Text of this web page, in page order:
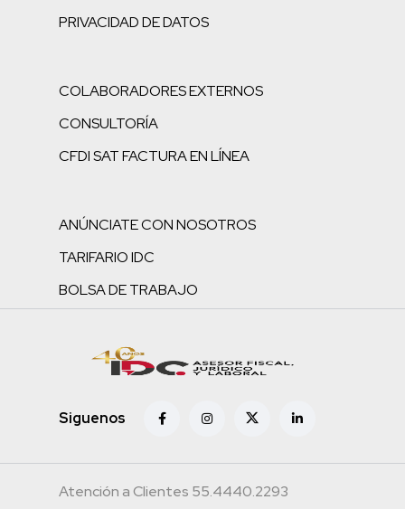
PRIVACIDAD DE DATOS
COLABORADORES EXTERNOS
CONSULTORÍA
CFDI SAT FACTURA EN LÍNEA
ANÚNCIATE CON NOSOTROS
TARIFARIO IDC
BOLSA DE TRABAJO
Siguenos
Atención a Clientes 55.4440.2293